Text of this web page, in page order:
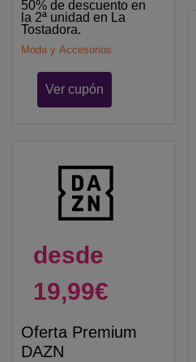
50% de descuento en
la 2ª unidad en La
Tostadora.
Moda y Accesorios
Ver cupón
desde
19,99€
Oferta Premium
DAZN